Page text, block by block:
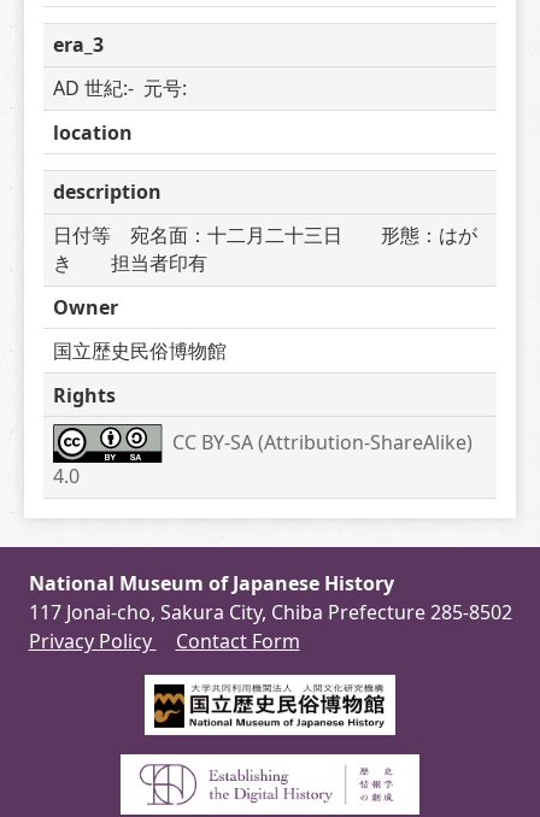
era_3
AD 世紀:-  元号:
location
description
日付等　宛名面：十二月二十三日　　形態：はが
き　　担当者印有
Owner
国立歴史民俗博物館
Rights
CC BY-SA (Attribution-ShareAlike)
4.0
National Museum of Japanese History
117 Jonai-cho, Sakura City, Chiba Prefecture 285-8502
Privacy Policy
Contact Form